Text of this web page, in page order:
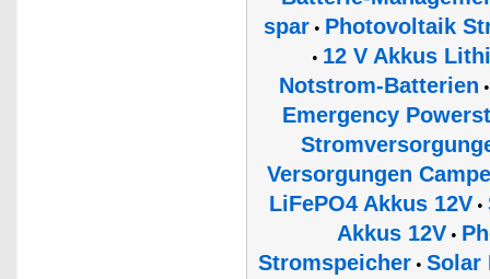
spar• Photovoltaik
• 12 V Akkus
Notstrom-Batterien
Emergency
Versorgungen
LiFePO4 Akkus 12V•
Akkus 12V•
Stromspeicher • Solar